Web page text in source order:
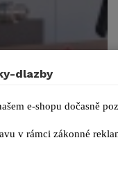
gres plus
dlazby
e-shopu dočasně
v rámci zákonné